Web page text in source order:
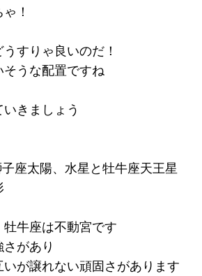
！
すりゃ良いのだ！
そうな配置ですね
きましょう
座太陽、水星と牡牛座天王星
牛座は不動宮です
があり
が譲れない頑固さがあります